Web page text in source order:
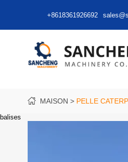
+8618361926692
MAISON PELLE
balises